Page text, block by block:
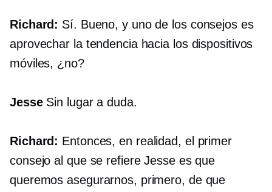
Richard: Sí. Bueno, y uno de los consejos es
aprovechar la tendencia hacia los dispositivos
móviles, ¿no?
JesseSin lugar a duda.
Richard: Entonces, en realidad, el primer
consejo al que se refiere Jesse es que
queremos asegurarnos, primero, de que